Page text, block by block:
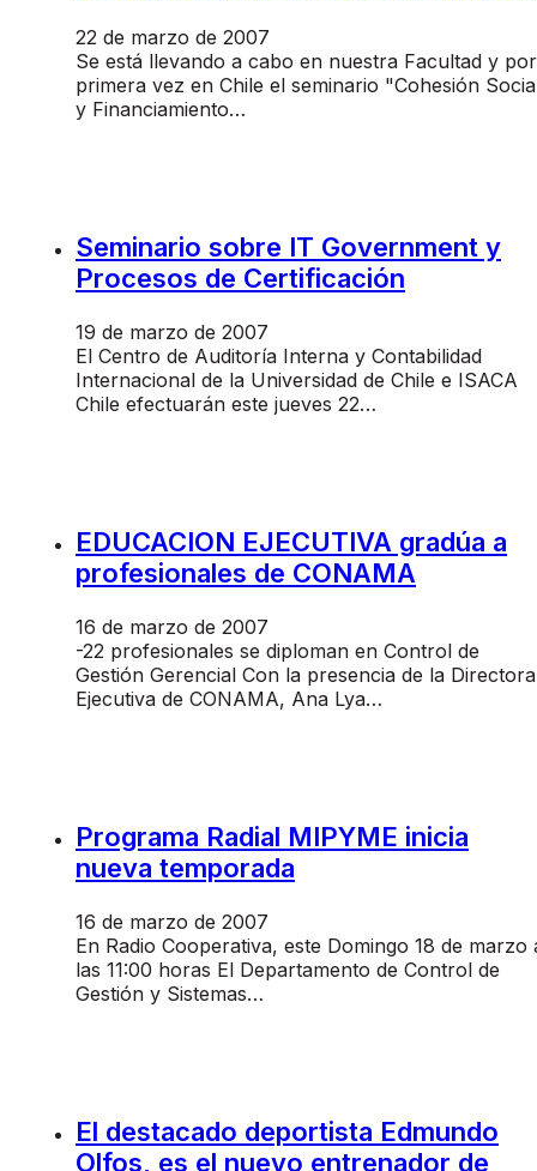
22 de marzo de 2007
Se está llevando a cabo en nuestra Facultad y por
primera vez en Chile el seminario "Cohesión
y Financiamiento…
Seminario sobre IT Government y
Procesos de Certificación
19 de marzo de 2007
El Centro de Auditoría Interna y Contabilidad
Internacional de la Universidad de Chile e ISACA
Chile efectuarán este jueves 22…
EDUCACION EJECUTIVA gradúa a
profesionales de CONAMA
16 de marzo de 2007
-22 profesionales se diploman en Control de
Gestión Gerencial Con la presencia de la Directora
Ejecutiva de CONAMA, Ana Lya…
Programa Radial MIPYME inicia
nueva temporada
16 de marzo de 2007
En Radio Cooperativa, este Domingo 18 de marzo
las 11:00 horas El Departamento de Control de
Gestión y Sistemas…
El destacado deportista Edmundo
Olfos, es el nuevo entrenador de